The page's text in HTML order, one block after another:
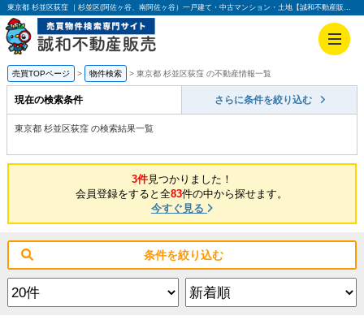
東京都 杉並区荻窪 ｜杉並区(阿佐ヶ谷、南阿佐ヶ谷）一戸建て・中古マンション・土地【誠和不動産販売】
売買TOPページ 物件検索 東京都 杉並区荻窪 の不動産情報一覧
現在の検索条件 さらに条件を絞り込む
東京都 杉並区荻窪 の検索結果一覧
3件見つかりました！
会員登録をすると全83件の中から探せます。
今すぐ見る
条件を絞り込む